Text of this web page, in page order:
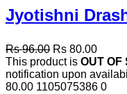
Jyotishni
Rs 96.00 Rs 80.00
This product is OUT OF
notification upon
80.00 1105075386 0